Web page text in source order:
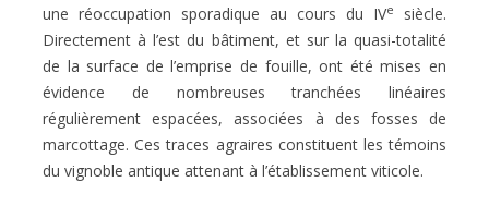
une réoccupation sporadique au cours du IVe
siècle.
Directement à l’est du bâtiment, et sur la quasi-totalité
de la surface de l’emprise de fouille, ont été mises en
évidence de nombreuses tranchées linéaires
régulièrement espacées, associées à des fosses de
marcottage. Ces traces agraires constituent les témoins
du vignoble antique attenant à l’établissement viticole.